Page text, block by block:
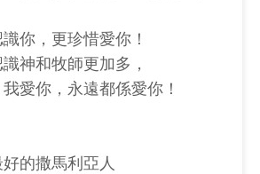
你，更珍惜愛你！
神和牧師更加多，
我愛你，永遠都係愛你！
的撒馬利亞人